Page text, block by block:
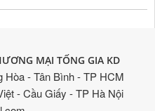
MẠI TỐNG GIA KD
- Tân Bình - TP HCM
- Cầu Giấy - TP Hà Nội